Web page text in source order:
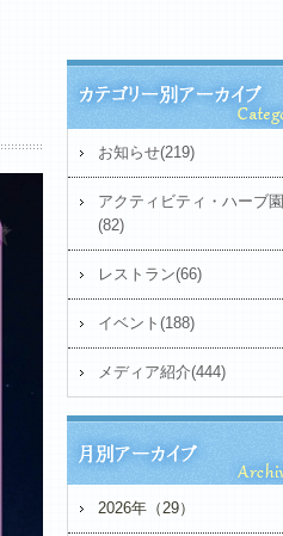
お知らせ(219)
アクティビティ・ハーブ園
(82)
レストラン(66)
イベント(188)
メディア紹介(444)
2026年（29）